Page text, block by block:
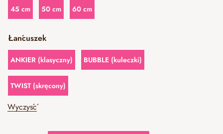
45 cm 50 cm 60 cm
Łańcuszek
ANKIER (klasyczny) BUBBLE (kuleczki)
TWIST (skręcony)
Wyczyść